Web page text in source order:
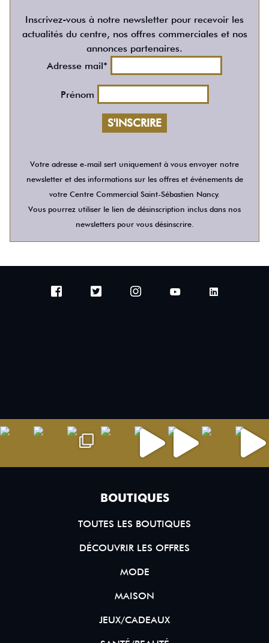
Inscrivez-vous à notre newsletter pour recevoir les
actualités du centre, nos offres commerciales et nos
annonces partenaires.
Adresse mail*
Prénom
Votre adresse e-mail sert uniquement à vous envoyer notre
newsletter et des informations sur les offres et événements de
votre Centre Commercial Saint-Sébastien Nancy.
Vous pourrez utiliser le lien de désinscription inclus dans nos
newsletters pour vous désinscrire.
BOUTIQUES
TOUTES LES BOUTIQUES
DÉCOUVRIR LES OFFRES
MODE
MAISON
JEUX/CADEAUX